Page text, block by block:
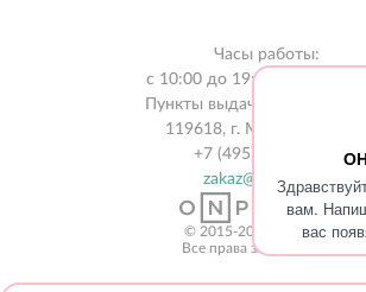
вам.
вас
Часы работы:
с 10:00 до 19:00 без
Пункты выдачи в 31 городе
119618, г. Москва, а/я 519
+7 (495) 134-13-56
zakaz@onprint.ru
© 2015-2026 «ONPRINT»
Все права защищены 18+‎